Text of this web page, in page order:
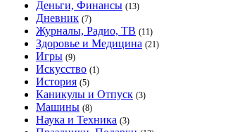
Деньги, Финансы (13)
Дневник (7)
Журналы, Радио, ТВ (11)
Здоровье и Медицина (21)
Игры (9)
Искусство (1)
История (5)
Каникулы и Отпуск (3)
Машины (8)
Наука и Техника (3)